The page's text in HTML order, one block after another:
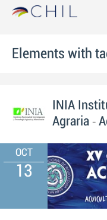
Elements with
INIA
Agraria -
OCT
13